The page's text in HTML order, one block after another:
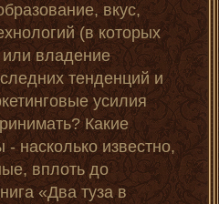
вкус,
(в которых
владение
тенденций и
усилия
Какие
насколько известно,
вплоть до
«Два туза в